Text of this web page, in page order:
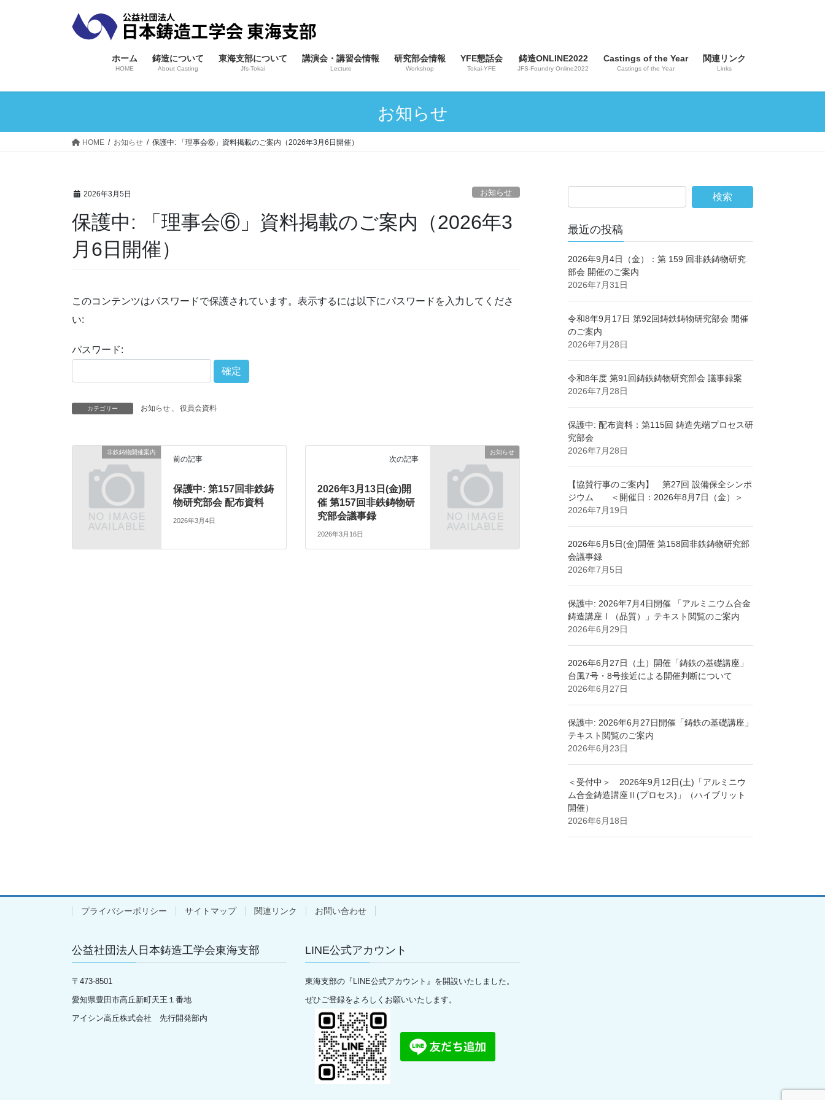
ス
ン
ホーム
HOME
鋳造について
About Casting
東海支部について
Jfs-Tokai
講演会・講習会情報
Lecture
研究部会情報
Workshop
YFE懇話会
Tokai-YFE
鋳造ONLINE2022
JFS-Foundry Online2022
Castings of the Year
Castings of the Year
関連リンク
Links
お知らせ
HOME お知らせ 保護中: 「理事会⑥」資料掲載のご案内（2026年3月6日開催）
2026年3月5日 お知らせ
保護中: 「理事会⑥」資料掲載のご案内（2026年3
月6日開催）
このコンテンツはパスワードで保護されています。表示するには以下にパスワードを入力してくださ
い:
パスワード:
カテゴリー お知らせ 、 役員会資料
非鉄鋳物開催案内
前の記事
保護中: 第157回非鉄鋳
物研究部会 配布資料
2026年3月4日
お知らせ
次の記事
2026年3月13日(金)開
催 第157回非鉄鋳物研
究部会議事録
2026年3月16日
最近の投稿
2026年9月4日（金）：第 159 回非鉄鋳物研究
部会 開催のご案内
2026年7月31日
令和8年9月17日 第92回鋳鉄鋳物研究部会 開催
のご案内
2026年7月28日
令和8年度 第91回鋳鉄鋳物研究部会 議事録案
2026年7月28日
保護中: 配布資料：第115回 鋳造先端プロセス研
究部会
2026年7月28日
【協賛行事のご案内】 第27回 設備保全シンポ
ジウム ＜開催日：2026年8月7日（金）＞
2026年7月19日
2026年6月5日(金)開催 第158回非鉄鋳物研究部
会議事録
2026年7月5日
保護中: 2026年7月4日開催 「アルミニウム合金
鋳造講座Ⅰ（品質）」テキスト閲覧のご案内
2026年6月29日
2026年6月27日（土）開催「鋳鉄の基礎講座」
台風7号・8号接近による開催判断について
2026年6月27日
保護中: 2026年6月27日開催「鋳鉄の基礎講座」
テキスト閲覧のご案内
2026年6月23日
＜受付中＞ 2026年9月12日(土)「アルミニウ
ム合金鋳造講座Ⅱ(プロセス)」（ハイブリット
開催）
2026年6月18日
プライバシーポリシー サイトマップ 関連リンク お問い合わせ
公益社団法人日本鋳造工学会東海支部
〒 473-8501
愛知県豊田市高丘新町天王１番地
アイシン高丘株式会社 先行開発部内
LINE公式アカウント
東海支部の『LINE公式アカウント』を開設いたしました。
ぜひご登録をよろしくお願いいたします。